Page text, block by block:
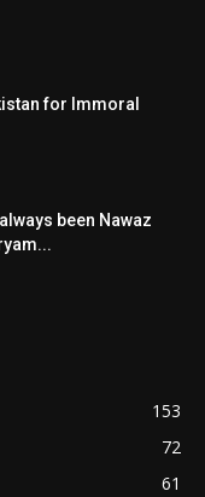
for Immoral
been Nawaz
153
72
61